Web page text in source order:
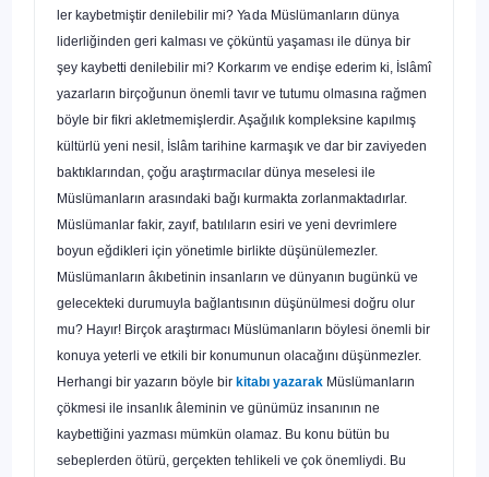
ler kaybetmiştir denilebilir mi? Yada Müslümanların dünya
liderliğinden geri kalması ve çöküntü yaşaması ile dünya bir
şey kaybetti denilebilir mi? Korkarım ve endişe ederim ki, İslâmî
yazarların birçoğunun önemli tavır ve tutumu olması­na rağmen
böyle bir fikri akletmemişlerdir. Aşağılık komplek­sine kapılmış
kültürlü yeni nesil, İslâm tarihine karmaşık ve dar bir zaviyeden
baktıklarından, çoğu araştırmacılar dünya meselesi ile
Müslümanların arasındaki bağı kurmakta zorlan­maktadırlar.
Müslümanlar fakir, zayıf, batılıların esiri ve yeni devrimlere
boyun eğdikleri için yönetimle birlikte düşünü­lemezler.
Müslümanların âkıbetinin insanların ve dünyanın bugünkü ve
gelecekteki durumuyla bağlantısının düşünül­mesi doğru olur
mu? Hayır! Birçok araştırmacı Müslümanla­rın böylesi önemli bir
konuya yeterli ve etkili bir konumunun olacağını düşünmezler.
Herhangi bir yazarın böyle bir kitabı yazarak Müslümanların
çökmesi ile insanlık âleminin ve gü­nümüz insanının ne
kaybettiğini yazması mümkün olamaz. Bu konu bütün bu
sebeplerden ötürü, gerçekten tehlikeli ve çok önemliydi. Bu